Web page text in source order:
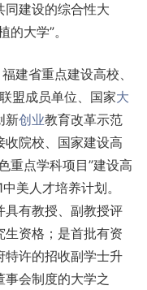
同建设的综合性大
大学”。
建省重点建设高校、
盟成员单位、国家大
新创业教育改革示范
院校、国家建设高
重点学科项目”建设高
美人才培养计划。
具有教授、副教授评
资格；是首批有资
特许的招收副学士升
会制度的大学之